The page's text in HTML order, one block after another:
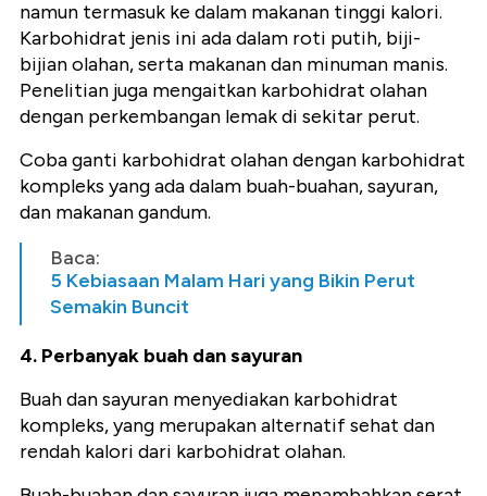
namun termasuk ke dalam makanan tinggi kalori.
Karbohidrat jenis ini ada dalam roti putih, biji-
bijian olahan, serta makanan dan minuman manis.
Penelitian juga mengaitkan karbohidrat olahan
dengan perkembangan lemak di sekitar perut.
Coba ganti karbohidrat olahan dengan karbohidrat
kompleks yang ada dalam buah-buahan, sayuran,
dan makanan gandum.
Baca:
5 Kebiasaan Malam Hari yang Bikin Perut
Semakin Buncit
4. Perbanyak buah dan sayuran
Buah dan sayuran menyediakan karbohidrat
kompleks, yang merupakan alternatif sehat dan
rendah kalori dari karbohidrat olahan.